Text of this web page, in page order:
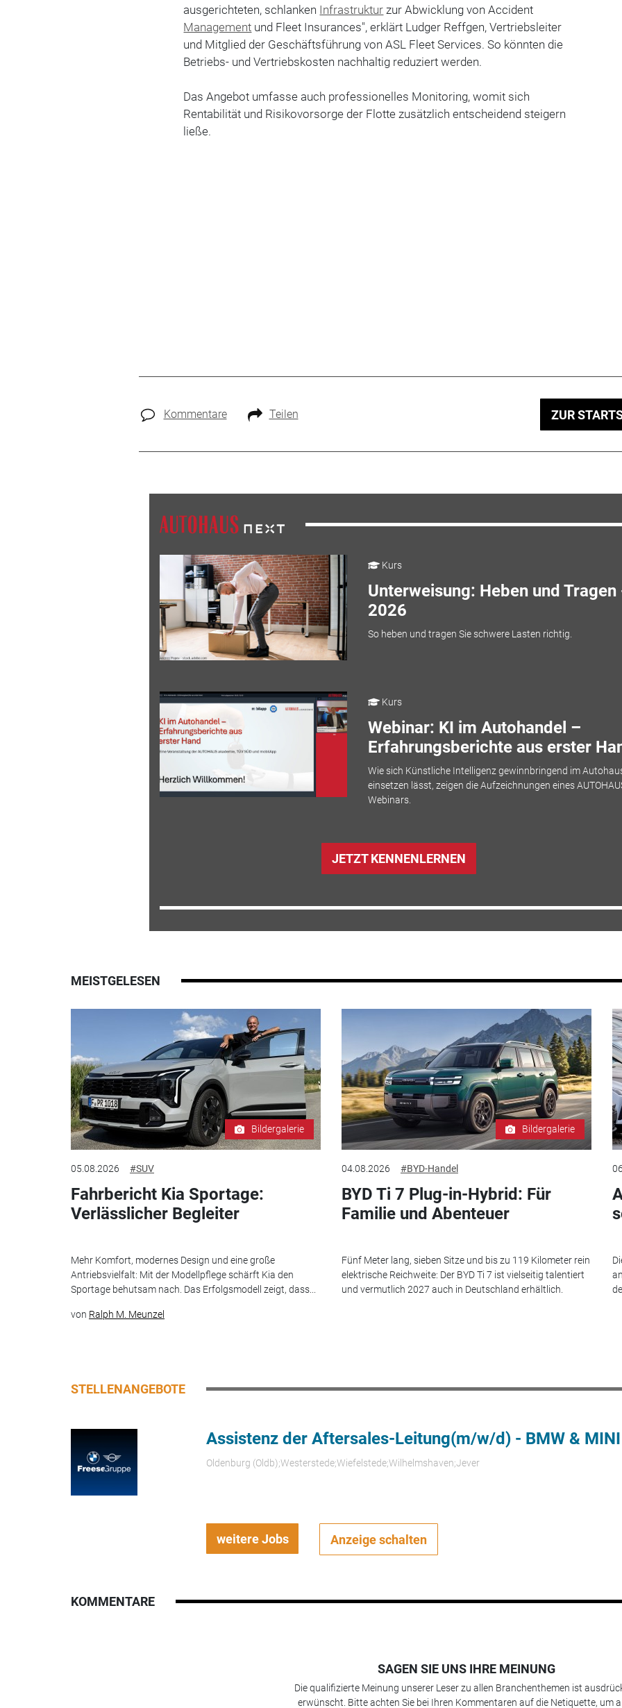
ausgerichteten, schlanken Infrastruktur zur Abwicklung von Accident
Management und Fleet Insurances", erklärt Ludger Reffgen, Vertriebsleiter
und Mitglied der Geschäftsführung von ASL Fleet Services. So könnten die
Betriebs- und Vertriebskosten nachhaltig reduziert werden.
Das Angebot umfasse auch professionelles Monitoring, womit sich
Rentabilität und Risikovorsorge der Flotte zusätzlich entscheidend steigern
ließe.
Kommentare Teilen ZUR
Kurs
Unterweisung: Heben und Tragen
2026
So heben und tragen Sie schwere Lasten richtig.
Kurs
Webinar: KI im Autohandel –
Erfahrungsberichte aus erster
Wie sich Künstliche Intelligenz gewinnbringend im
einsetzen lässt, zeigen die Aufzeichnungen eines
Webinars.
JETZT KENNENLERNEN
MEISTGELESEN
Bildergalerie
05.08.2026 #SUV
Fahrbericht Kia Sportage:
Verlässlicher Begleiter
Mehr Komfort, modernes Design und eine große
Antriebsvielfalt: Mit der Modellpflege schärft Kia den
Sportage behutsam nach. Das Erfolgsmodell zeigt, dass...
von Ralph M. Meunzel
Bildergalerie
04.08.2026 #BYD-Handel
BYD Ti 7 Plug-in-Hybrid: Für
Familie und Abenteuer
Fünf Meter lang, sieben Sitze und bis zu 119 Kilometer rein
elektrische Reichweite: Der BYD Ti 7 ist vielseitig talentiert
und vermutlich 2027 auch in Deutschland erhältlich.
STELLENANGEBOTE
Assistenz der Aftersales-Leitung(m/w/d) - BMW & MINI
Oldenburg (Oldb);Westerstede;Wiefelstede;Wilhelmshaven;Jever
weitere Jobs Anzeige schalten
KOMMENTARE
SAGEN SIE UNS IHRE MEINUNG
Die qualifizierte Meinung unserer Leser zu allen Branchenthemen ist
erwünscht. Bitte achten Sie bei Ihren Kommentaren auf die Netiquette, um